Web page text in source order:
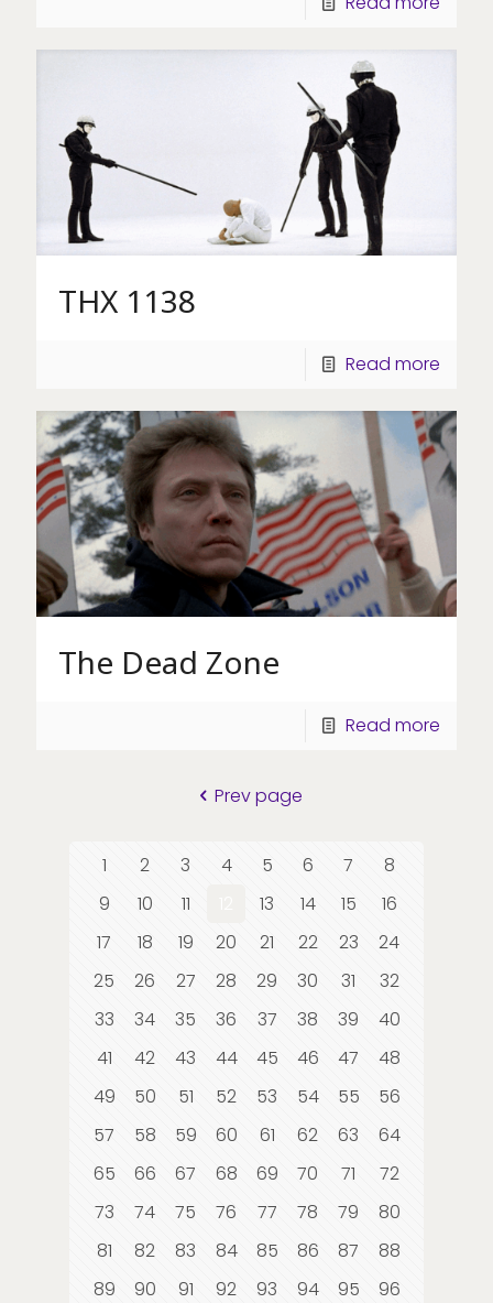
THX 1138
Read more
The Dead Zone
Read more
Prev page
1 2 3 4 5 6 7
8
9
10 11 13 14 15
16
17
18 19 20 21 22 23
24
25
26 27 28 29 30 31
32
33
34 35 36 37 38 39
40
41
42 43 44 45 46 47
48
49
50 51 52 53 54 55
56
57
58 59 60 61 62 63
64
65
66 67 68 69 70 71
72
73
74 75 76 77 78 79
80
81
82 83 84 85 86 87
88
89
90 91 92 93 94 95
96